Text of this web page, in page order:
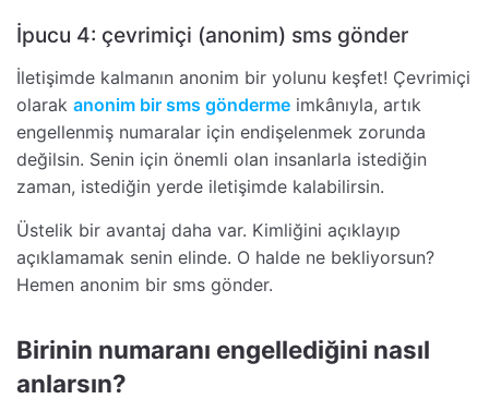
İpucu 4: çevrimiçi (anonim) sms gönder
İletişimde kalmanın anonim bir yolunu keşfet! Çevrimiçi
olarak anonim bir sms gönderme imkânıyla, artık
engellenmiş numaralar için endişelenmek zorunda
değilsin. Senin için önemli olan insanlarla istediğin
zaman, istediğin yerde iletişimde kalabilirsin.
Üstelik bir avantaj daha var. Kimliğini açıklayıp
açıklamamak senin elinde. O halde ne bekliyorsun?
Hemen anonim bir sms gönder.
Birinin numaranı engellediğini nasıl
anlarsın?